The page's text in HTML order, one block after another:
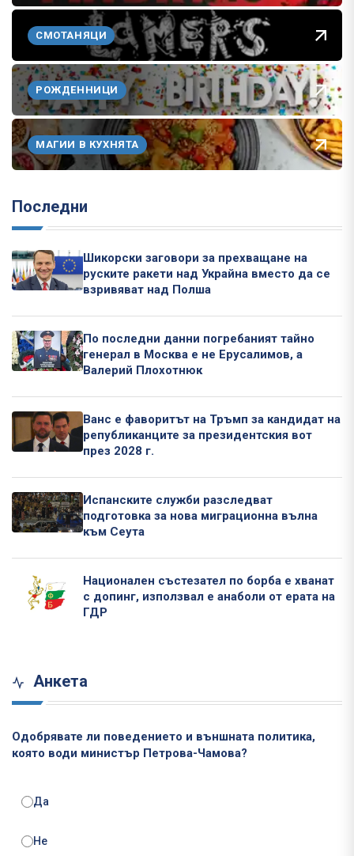
СМОТАНЯЦИ
РОЖДЕННИЦИ
МАГИИ В КУХНЯТА
Последни
Шикорски заговори за прехващане на
руските ракети над Украйна вместо да се
взривяват над Полша
По последни данни погребаният тайно
генерал в Москва е не Ерусалимов, а
Валерий Плохотнюк
Ванс е фаворитът на Тръмп за кандидат на
републиканците за президентския вот
през 2028 г.
Испанските служби разследват
подготовка за нова миграционна вълна
към Сеута
Национален състезател по борба е хванат
с допинг, използвал е анаболи от ерата на
ГДР
Анкета
Одобрявате ли поведението и външната политика,
която води министър Петрова-Чамова?
Да
Не